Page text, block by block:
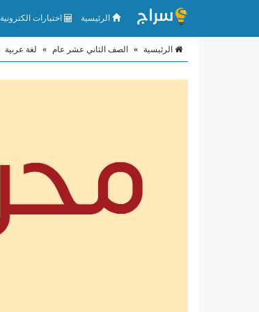
الرئيسية اختبارات الكترونية
الرئيسية » الصف الثاني عشر عام » لغة عربية